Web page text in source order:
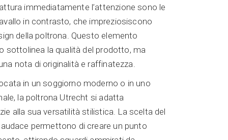
immediatamente l’attenzione sono le
in contrasto, che impreziosiscono
della poltrona. Questo elemento
sottolinea la qualità del prodotto, ma
nota di originalità e raffinatezza.
in un soggiorno moderno o in uno
la poltrona Utrecht si adatta
alla sua versatilità stilistica. La scelta del
permettono di creare un punto